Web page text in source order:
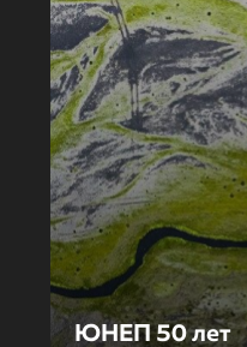
ЮНЕП 50 лет